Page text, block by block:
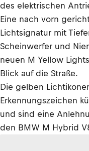
des elektrischen
Eine nach vorn
Lichtsignatur mit
Scheinwerfer und
neuen M Yellow
Blick auf die Straße.
Die gelben
Erkennungszeichen
und sind eine
den BMW M Hybrid